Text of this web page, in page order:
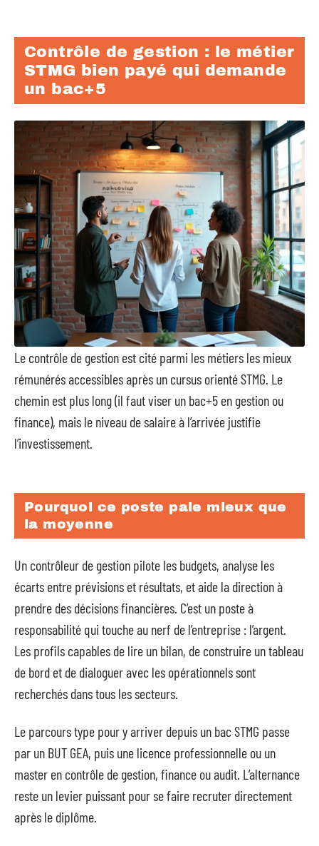
Contrôle de gestion : le métier
STMG bien payé qui demande
un bac+5
Le contrôle de gestion est cité parmi les métiers les mieux
rémunérés accessibles après un cursus orienté STMG. Le
chemin est plus long (il faut viser un bac+5 en gestion ou
finance), mais le niveau de salaire à l’arrivée justifie
l’investissement.
Pourquoi ce poste paie mieux que
la moyenne
Un contrôleur de gestion pilote les budgets, analyse les
écarts entre prévisions et résultats, et aide la direction à
prendre des décisions financières. C’est un poste à
responsabilité qui touche au nerf de l’entreprise : l’argent.
Les profils capables de lire un bilan, de construire un tableau
de bord et de dialoguer avec les opérationnels sont
recherchés dans tous les secteurs.
Le parcours type pour y arriver depuis un bac STMG passe
par un BUT GEA, puis une licence professionnelle ou un
master en contrôle de gestion, finance ou audit. L’alternance
reste un levier puissant pour se faire recruter directement
après le diplôme.